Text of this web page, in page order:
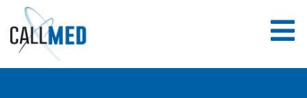
contenu